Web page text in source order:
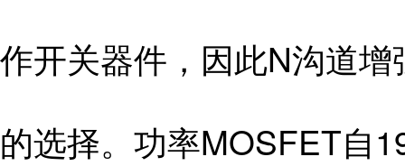
作开关器件，因此N沟道
的选择。功率MOSFET自